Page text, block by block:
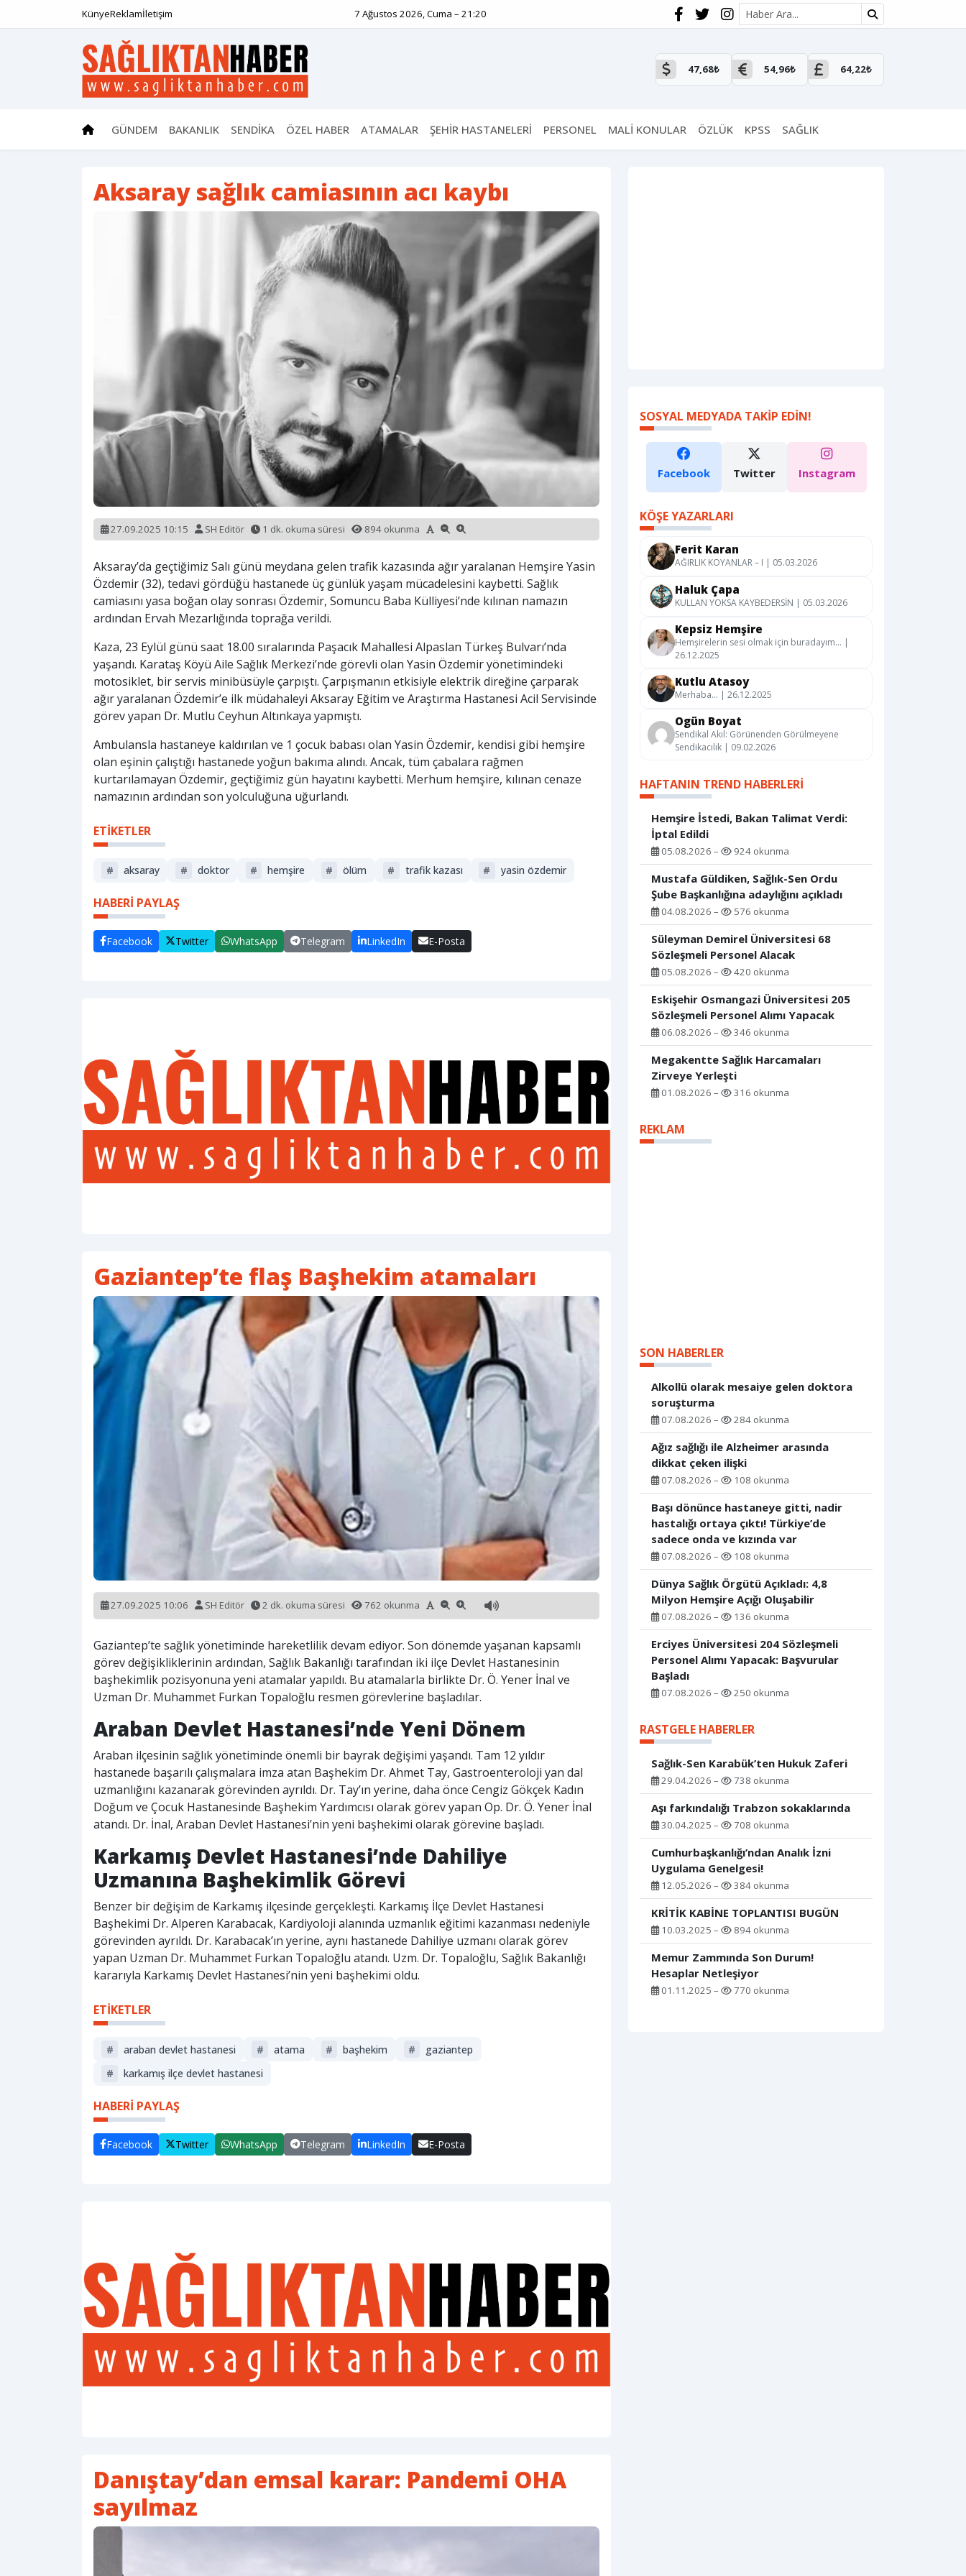
KünyeReklamİletişim 7 Ağustos 2026, Cuma – 21:20 Site içi arama
47,68₺ 54,96₺ 64,22₺
GÜNDEM BAKANLIK SENDİKA ÖZEL HABER ATAMALAR ŞEHİR HASTANELERİ PERSONEL MALİ KONULAR ÖZLÜK KPSS SAĞLIK
Aksaray sağlık camiasının acı kaybı
27.09.2025 10:15 SH Editör 1 dk. okuma süresi 894 okunma
Aksaray’da geçtiğimiz Salı günü meydana gelen trafik kazasında ağır yaralanan Hemşire Yasin
Özdemir (32), tedavi gördüğü hastanede üç günlük yaşam mücadelesini kaybetti. Sağlık
camiasını yasa boğan olay sonrası Özdemir, Somuncu Baba Külliyesi’nde kılınan namazın
ardından Ervah Mezarlığında toprağa verildi.
Kaza, 23 Eylül günü saat 18.00 sıralarında Paşacık Mahallesi Alpaslan Türkeş Bulvarı’nda
yaşandı. Karataş Köyü Aile Sağlık Merkezi’nde görevli olan Yasin Özdemir yönetimindeki
motosiklet, bir servis minibüsüyle çarpıştı. Çarpışmanın etkisiyle elektrik direğine çarparak
ağır yaralanan Özdemir’e ilk müdahaleyi Aksaray Eğitim ve Araştırma Hastanesi Acil Servisinde
görev yapan Dr. Mutlu Ceyhun Altınkaya yapmıştı.
Ambulansla hastaneye kaldırılan ve 1 çocuk babası olan Yasin Özdemir, kendisi gibi hemşire
olan eşinin çalıştığı hastanede yoğun bakıma alındı. Ancak, tüm çabalara rağmen
kurtarılamayan Özdemir, geçtiğimiz gün hayatını kaybetti. Merhum hemşire, kılınan cenaze
namazının ardından son yolculuğuna uğurlandı.
ETİKETLER
# aksaray # doktor # hemşire # ölüm # trafik kazası # yasin özdemir
HABERİ PAYLAŞ
Facebook Twitter WhatsApp Telegram LinkedIn E-Posta
Gaziantep’te flaş Başhekim atamaları
27.09.2025 10:06 SH Editör 2 dk. okuma süresi 762 okunma
Gaziantep’te sağlık yönetiminde hareketlilik devam ediyor. Son dönemde yaşanan kapsamlı
görev değişikliklerinin ardından, Sağlık Bakanlığı tarafından iki ilçe Devlet Hastanesinin
başhekimlik pozisyonuna yeni atamalar yapıldı. Bu atamalarla birlikte Dr. Ö. Yener İnal ve
Uzman Dr. Muhammet Furkan Topaloğlu resmen görevlerine başladılar.
Araban Devlet Hastanesi’nde Yeni Dönem
Araban ilçesinin sağlık yönetiminde önemli bir bayrak değişimi yaşandı. Tam 12 yıldır
hastanede başarılı çalışmalara imza atan Başhekim Dr. Ahmet Tay, Gastroenteroloji yan dal
uzmanlığını kazanarak görevinden ayrıldı. Dr. Tay’ın yerine, daha önce Cengiz Gökçek Kadın
Doğum ve Çocuk Hastanesinde Başhekim Yardımcısı olarak görev yapan Op. Dr. Ö. Yener İnal
atandı. Dr. İnal, Araban Devlet Hastanesi’nin yeni başhekimi olarak görevine başladı.
Karkamış Devlet Hastanesi’nde Dahiliye
Uzmanına Başhekimlik Görevi
Benzer bir değişim de Karkamış ilçesinde gerçekleşti. Karkamış İlçe Devlet Hastanesi
Başhekimi Dr. Alperen Karabacak, Kardiyoloji alanında uzmanlık eğitimi kazanması nedeniyle
görevinden ayrıldı. Dr. Karabacak’ın yerine, aynı hastanede Dahiliye uzmanı olarak görev
yapan Uzman Dr. Muhammet Furkan Topaloğlu atandı. Uzm. Dr. Topaloğlu, Sağlık Bakanlığı
kararıyla Karkamış Devlet Hastanesi’nin yeni başhekimi oldu.
ETİKETLER
# araban devlet hastanesi # atama # başhekim #
gaziantep
#
karkamış ilçe devlet hastanesi
HABERİ PAYLAŞ
Facebook Twitter WhatsApp Telegram LinkedIn E-Posta
Danıştay’dan emsal karar: Pandemi OHA
sayılmaz
SOSYAL MEDYADA TAKIP EDIN!
Facebook Twitter Instagram
KÖŞE YAZARLARI
Ferit Karan
AĞIRLIK KOYANLAR – I | 05.03.2026
Haluk Çapa
KULLAN YOKSA KAYBEDERSİN | 05.03.2026
Kepsiz Hemşire
Hemşirelerin sesi olmak için buradayım… |
26.12.2025
Kutlu Atasoy
Merhaba… | 26.12.2025
Ogün Boyat
Sendikal Akıl: Görünenden Görülmeyene
Sendikacılık | 09.02.2026
HAFTANIN TREND HABERLERI
Hemşire İstedi, Bakan Talimat Verdi:
İptal Edildi
05.08.2026 – 924 okunma
Mustafa Güldiken, Sağlık-Sen Ordu
Şube Başkanlığına adaylığını açıkladı
04.08.2026 – 576 okunma
Süleyman Demirel Üniversitesi 68
Sözleşmeli Personel Alacak
05.08.2026 – 420 okunma
Eskişehir Osmangazi Üniversitesi 205
Sözleşmeli Personel Alımı Yapacak
06.08.2026 – 346 okunma
Megakentte Sağlık Harcamaları
Zirveye Yerleşti
01.08.2026 – 316 okunma
REKLAM
SON HABERLER
Alkollü olarak mesaiye gelen doktora
soruşturma
07.08.2026 – 284 okunma
Ağız sağlığı ile Alzheimer arasında
dikkat çeken ilişki
07.08.2026 – 108 okunma
Başı dönünce hastaneye gitti, nadir
hastalığı ortaya çıktı! Türkiye’de
sadece onda ve kızında var
07.08.2026 – 108 okunma
Dünya Sağlık Örgütü Açıkladı: 4,8
Milyon Hemşire Açığı Oluşabilir
07.08.2026 – 136 okunma
Erciyes Üniversitesi 204 Sözleşmeli
Personel Alımı Yapacak: Başvurular
Başladı
07.08.2026 – 250 okunma
RASTGELE HABERLER
Sağlık-Sen Karabük’ten Hukuk Zaferi
29.04.2026 – 738 okunma
Aşı farkındalığı Trabzon sokaklarında
30.04.2025 – 708 okunma
Cumhurbaşkanlığı’ndan Analık İzni
Uygulama Genelgesi!
12.05.2026 – 384 okunma
KRİTİK KABİNE TOPLANTISI BUGÜN
10.03.2025 – 894 okunma
Memur Zammında Son Durum!
Hesaplar Netleşiyor
01.11.2025 – 770 okunma